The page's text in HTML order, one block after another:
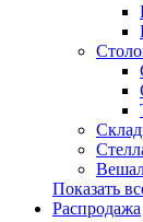
Показать
Распродажа